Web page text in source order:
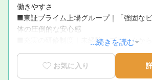
働きやすさ
■東証プライム上場グループ｜「強固な
体の圧倒的な安心感
■充実の研修制度｜未経験・ブランクか
徹底サポート
■育休復帰率100％！｜ライフステージの
厚いサポート体制
...続きを読む
お気に入り